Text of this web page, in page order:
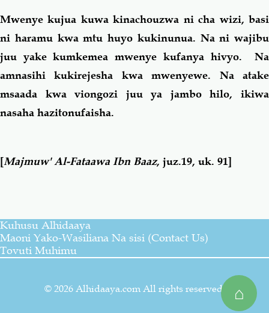
⌂
Mapishi
Mwenye kujua kuwa kinachouzwa ni cha wizi, basi
ni haramu kwa mtu huyo kukinunua. Na ni wajibu
juu yake kumkemea mwenye kufanya hivyo. Na
amnasihi kukirejesha kwa mwenyewe. Na atake
msaada kwa viongozi juu ya jambo hilo, ikiwa
nasaha hazitonufaisha.
[Majmuw' Al-Fataawa Ibn Baaz, juz.19, uk. 91]
Kuhusu Alhidaaya
Maoni Yako-Wasiliana Na sisi (Contact Us)
Tovuti Muhimu
© 2026 Alhidaaya.com All rights reserved.